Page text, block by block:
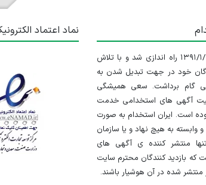
سایت ایران استخدام در تاریخ ۱۳۹۱/۱/۱۰ راه اندازی شد و با تلاش
خود در جهت تبدیل شدن به
گام برداشت. سعی همیشگی
آگهی های استخدامی خدمت
است. ایران استخدام به صورت
به هیچ نهاد و یا سازمان
منتشر کننده ی آگهی های
که بازدید کنندگان محترم سایت
شده در آن هوشیار باشند.
نماد اعتماد